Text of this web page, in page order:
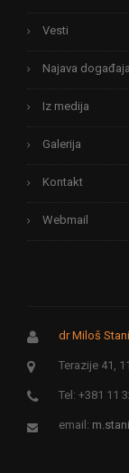
Vesti
Najava događaja
Iz medija
Galerija
Kontakt
Webmail
dr Miloš
Terazije 41,
Tel: +381 11
email: